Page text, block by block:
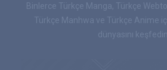
Binlerce Türkçe Manga, Türkçe
Türkçe Manhwa ve Türkçe Anime
dünyasını